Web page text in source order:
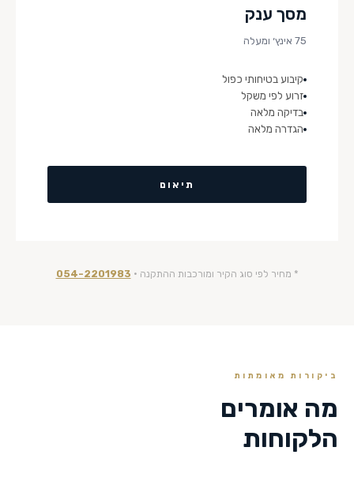
מסך ענק
75 אינץ׳ ומעלה
קיבוע בטיחותי כפול
זרוע לפי משקל
בדיקה מלאה
הגדרה מלאה
תיאום
* מחיר לפי סוג הקיר ומורכבות ההתקנה · 054-2201983
ביקורות מאומתות
מה אומרים
הלקוחות